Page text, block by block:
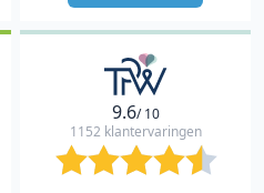
9.6/ 10
1152 klantervaringen